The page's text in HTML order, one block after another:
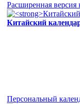
Расширенная версия
Китайский
Персональный